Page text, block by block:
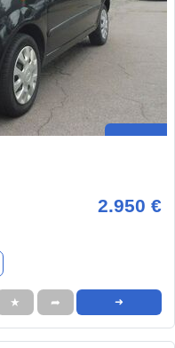
2.950 €
★ ➦ ➜